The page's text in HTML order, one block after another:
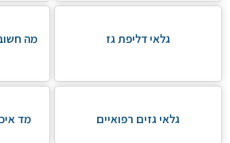
גלאי דליפת גז
מה
גלאי גזים רפואיים מד